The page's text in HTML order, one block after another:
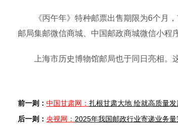
《丙午年》特种邮票出售期限为6个月，
邮局集邮微信商城、中国邮政商城微信小程
上海市历史博物馆邮局也于同日亮相。这
中国甘肃网： 扎根甘肃大地 绘就高质量
央视网： 2025年我国邮政行业寄递业务